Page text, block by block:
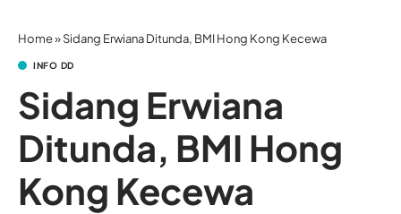
Home»Sidang Erwiana Ditunda, BMI Hong Kong Kecewa
INFO DD
Sidang Erwiana
Ditunda, BMI Hong
Kong Kecewa